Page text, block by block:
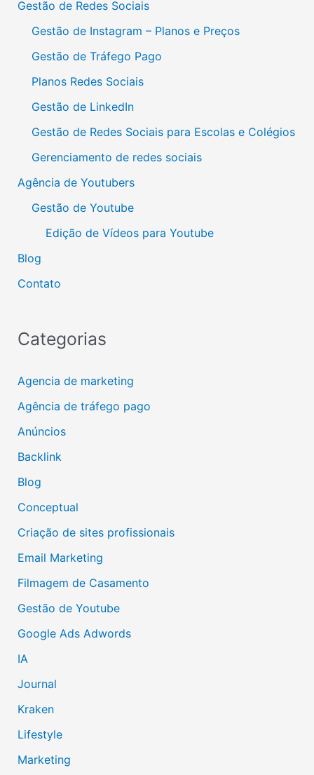
Gestão de Redes Sociais
Gestão de Instagram – Planos e Preços
Gestão de Tráfego Pago
Planos Redes Sociais
Gestão de LinkedIn
Gestão de Redes Sociais para Escolas e Colégios
Gerenciamento de redes sociais
Agência de Youtubers
Gestão de Youtube
Edição de Vídeos para Youtube
Blog
Contato
Categorias
Agencia de marketing
Agência de tráfego pago
Anúncios
Backlink
Blog
Conceptual
Criação de sites profissionais
Email Marketing
Filmagem de Casamento
Gestão de Youtube
Google Ads Adwords
IA
Journal
Kraken
Lifestyle
Marketing